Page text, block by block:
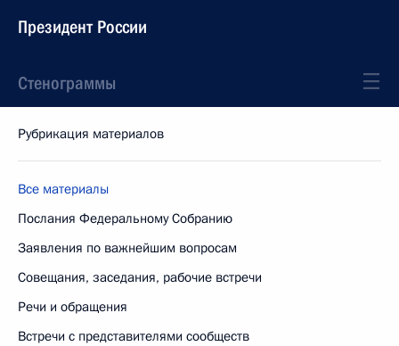
Президент России
Стенограммы
Рубрикация материалов
Все материалы
Послания Федеральному Собранию
Заявления по важнейшим вопросам
Совещания, заседания, рабочие встречи
Речи и обращения
Встречи с представителями сообществ